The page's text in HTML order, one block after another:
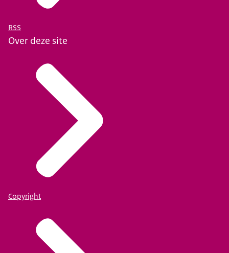
RSS
Over deze site
Copyright